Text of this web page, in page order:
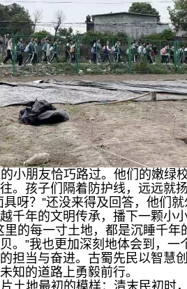
小朋友恰巧路过。他们的嫩绿
。孩子们隔着防护线，远远就
呀？”还没来得及回答，他们
千年的文明传承，播下一颗小
的每一寸土地，都是沉睡千
。”我也更加深刻地体会到，
担当与奋进。古蜀先民以智慧
知的道路上勇毅前行。
土地最初的模样：清末民初时